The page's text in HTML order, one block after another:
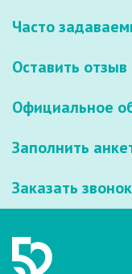
Часто
Оставить отзыв
Официальное
Заполнить
Заказать звонок